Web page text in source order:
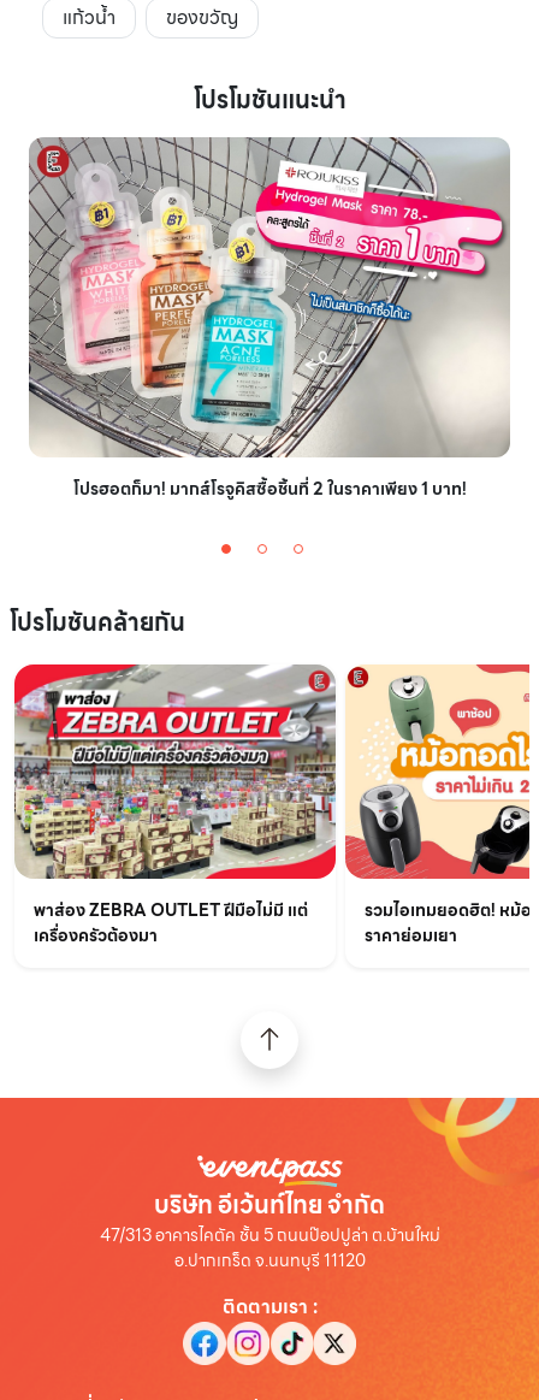
แก้วน้ำ
ของขวัญ
โปรโมชันแนะนำ
โปรฮอตก็มา! มากส์โรจูคิสซื้อชิ้นที่ 2 ในราคาเพียง 1 บาท!
โปรโมชันคล้ายกัน
พาส่อง ZEBRA OUTLET ฝีมือไม่มี แต่
เครื่องครัวต้องมา
รวมไอเทมยอดฮิต! หม้อ
ราคาย่อมเยา
บริษัท อีเว้นท์ไทย จำกัด
47/313 อาคารไคตัค ชั้น 5 ถนนป๊อปปูล่า ต.บ้านใหม่
อ.ปากเกร็ด จ.นนทบุรี 11120
ติดตามเรา :